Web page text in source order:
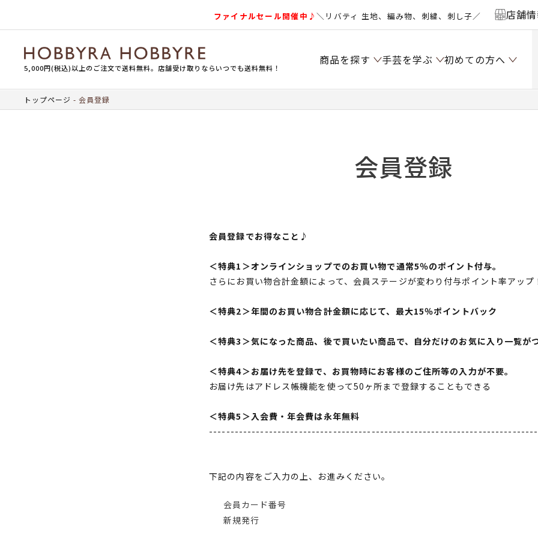
ファイナルセール開催中♪＼リバティ 生地、編み物、刺繍、刺し子／ 店舗
5,000円(税込)以上のご注文で送料無料。店舗受け取りならいつでも送料無料！
商品を探す 手芸を学ぶ 初めての方へ
トップページ 会員登録
会員登録
会員登録でお得なこと♪
＜特典1＞オンラインショップでのお買い物で通常5％のポイント付与。
さらにお買い物合計金額によって、会員ステージが変わり付与ポイント率アップ
＜特典2＞年間のお買い物合計金額に応じて、最大15％ポイントバック
＜特典3＞気になった商品、後で買いたい商品で、自分だけのお気に入り一覧が
＜特典4＞お届け先を登録で、お買物時にお客様のご住所等の入力が不要。
お届け先はアドレス帳機能を使って50ヶ所まで登録することもできる
＜特典5＞入会費・年会費は永年無料
下記の内容をご入力の上、お進みください。
会員カード番号
新規発行